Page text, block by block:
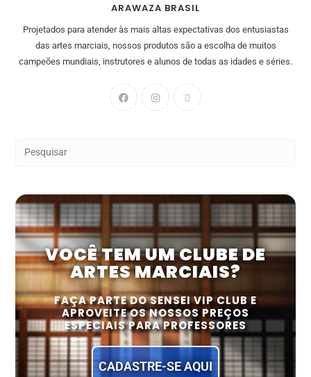
ARAWAZA BRASIL
Projetados para atender às mais altas expectativas dos entusiastas
das artes marciais, nossos produtos são a escolha de muitos
campeões mundiais, instrutores e alunos de todas as idades e séries.
VOCÊ TEM UM CLUBE DE
ARTES MARCIAIS?
FAÇA PARTE DO SENSEI VIP CLUB E
APROVEITE OS NOSSOS PREÇOS
ESPECIAIS PARA PROFESSORES
CADASTRE-SE AQUI